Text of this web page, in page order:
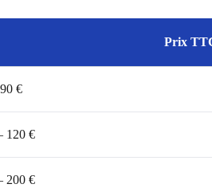
Prix
€
120 €
200 €